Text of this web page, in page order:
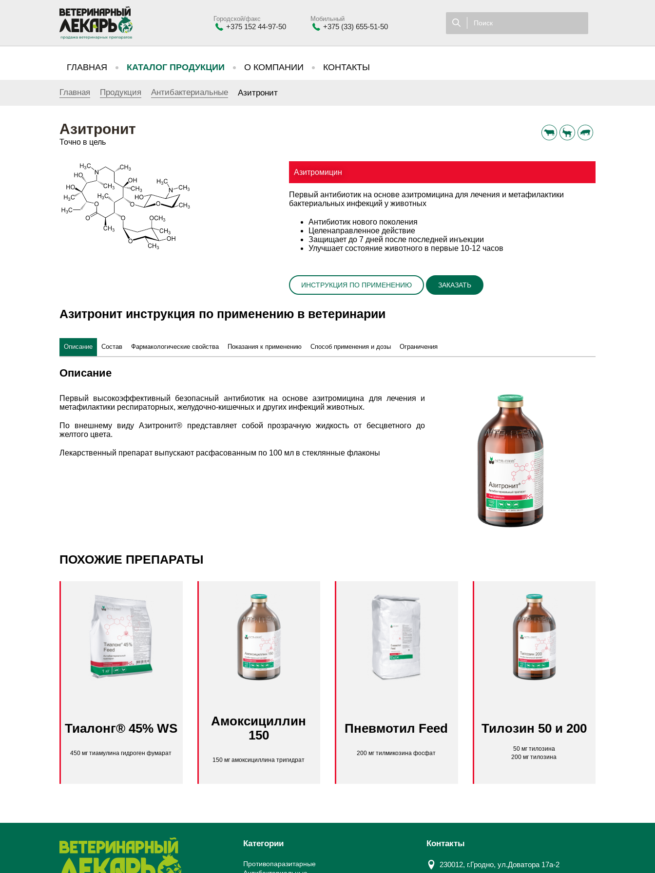
Городской/факс
+375 152 44-97-50
Мобильный
+375 (33) 655-51-50
ГЛАВНАЯ КАТАЛОГ ПРОДУКЦИИ О КОМПАНИИ КОНТАКТЫ
Главная Продукция Антибактериальные Азитронит
Азитронит
Точно в цель
Азитромицин
Первый антибиотик на основе азитромицина для лечения и метафилактики
бактериальных инфекций у животных
Антибиотик нового поколения
Целенаправленное действие
Защищает до 7 дней после последней инъекции
Улучшает состояние животного в первые 10-12 часов
ИНСТРУКЦИЯ ПО ПРИМЕНЕНИЮ ЗАКАЗАТЬ
Азитронит инструкция по применению в ветеринарии
Описание Состав Фармакологические свойства Показания к применению Способ применения и дозы Ограничения
Описание
Первый высокоэффективный безопасный антибиотик на основе азитромицина для лечения и
метафилактики респираторных, желудочно-кишечных и других инфекций животных.
По внешнему виду Азитронит®представляет собой прозрачную жидкость от бесцветного до
желтого цвета.
Лекарственный препарат выпускают расфасованным по 100 мл в стеклянные флаконы
ПОХОЖИЕ ПРЕПАРАТЫ
Тиалонг® 45% WS
450 мг тиамулина гидроген фумарат
Амоксициллин
150
150 мг амоксициллина тригидрат
Пневмотил Feed
200 мг тилмикозина фосфат
Тилозин 50 и 200
50 мг тилозина
200 мг тилозина
Категории
Противопаразитарные
Контакты
230012, г.Гродно, ул.Доватора 17а-2